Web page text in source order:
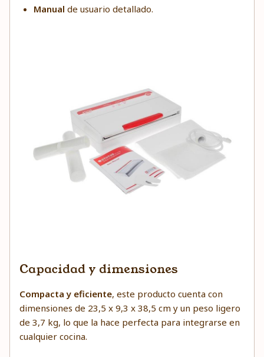
Manual de usuario detallado.
Capacidad y dimensiones
Compacta y eficiente, este producto cuenta con
dimensiones de 23,5 x 9,3 x 38,5 cm y un peso ligero
de 3,7 kg, lo que la hace perfecta para integrarse en
cualquier cocina.